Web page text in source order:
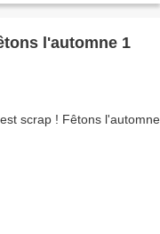
l'automne 1